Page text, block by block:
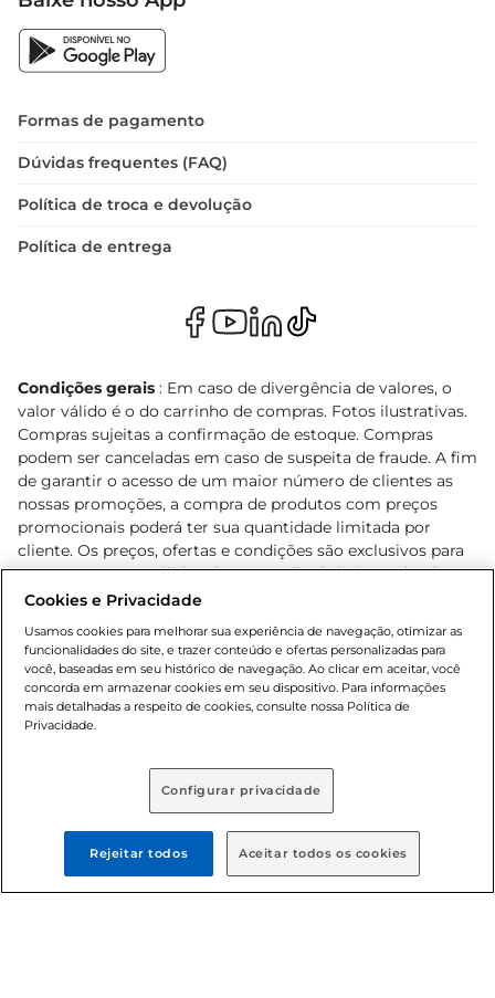
Formas de pagamento
Dúvidas frequentes (FAQ)
Política de troca e devolução
Política de entrega
Condições gerais : Em caso de divergência de valores, o
valor válido é o do carrinho de compras. Fotos ilustrativas.
Compras sujeitas a confirmação de estoque. Compras
podem ser canceladas em caso de suspeita de fraude. A fim
de garantir o acesso de um maior número de clientes as
nossas promoções, a compra de produtos com preços
promocionais poderá ter sua quantidade limitada por
cliente. Os preços, ofertas e condições são exclusivos para
o e-commerce e válidos durante o dia de hoje, podendo
sofrer alterações sem prévia notificação. Proibida a venda
Lei n.º 8069/90, art. 81, inciso II (Estatuto da Criança e do
Adolescente). Preços e condições exclusivos para o
www.bretas.com.br, podendo sofrer alterações sem aviso
prévio. O valor mínimo para as compras on-line é de R$
80,00.
© 2025 Copyright. Todos os direitos
reservados Bretas.
Cookies e Privacidade
Usamos cookies para melhorar sua experiência de navegação, otimizar as
funcionalidades do site, e trazer conteúdo e ofertas personalizadas para
você, baseadas em seu histórico de navegação. Ao clicar em aceitar, você
concorda em armazenar cookies em seu dispositivo. Para informações
mais detalhadas a respeito de cookies, consulte nossa Política de
Privacidade.
Configurar privacidade
Rejeitar todos Aceitar todos os cookies